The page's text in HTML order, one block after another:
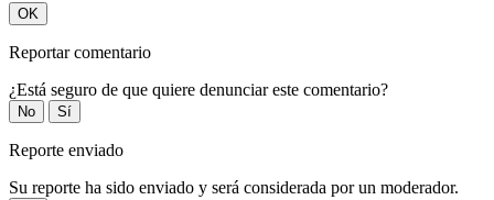
OK
Reportar comentario
¿Está seguro de que quiere denunciar este comentario?
No Sí
Reporte enviado
Su reporte ha sido enviado y será considerada por un moderador.